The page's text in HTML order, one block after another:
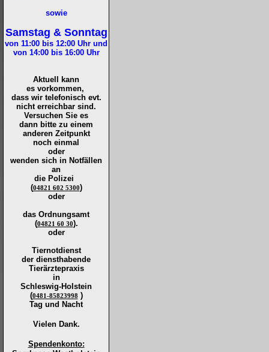
sowie
Samstag & Sonntag
von 11:00 bis 12:00 Uhr und
von 14:00 bis 16:00Uhr
Aktuell kann
es vorkommen,
dass wir telefonisch evt.
nicht erreichbar sind.
Versuchen Sie es
dann bitte zu einem
anderen Zeitpunkt
noch einmal
oder
wenden sich in Notfällen
an
die Polizei
(04821 602 5300)
oder
das Ordnungsamt
(04821 60 30).
oder
Tiernotdienst
der diensthabende
Tierärztepraxis
in
Schleswig-Holstein
(0481-85823998 )
Tag und Nacht
Vielen Dank.
Spendenkonto: